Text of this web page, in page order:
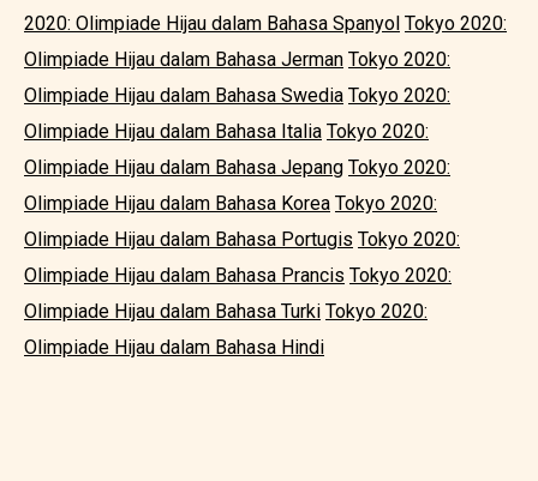
2020: Olimpiade Hijau dalam Bahasa Spanyol Tokyo 2020:
Olimpiade Hijau dalam Bahasa Jerman Tokyo 2020:
Olimpiade Hijau dalam Bahasa Swedia Tokyo 2020:
Olimpiade Hijau dalam Bahasa Italia Tokyo 2020:
Olimpiade Hijau dalam Bahasa Jepang Tokyo 2020:
Olimpiade Hijau dalam Bahasa Korea Tokyo 2020:
Olimpiade Hijau dalam Bahasa Portugis Tokyo 2020:
Olimpiade Hijau dalam Bahasa Prancis Tokyo 2020:
Olimpiade Hijau dalam Bahasa Turki Tokyo 2020:
Olimpiade Hijau dalam Bahasa Hindi